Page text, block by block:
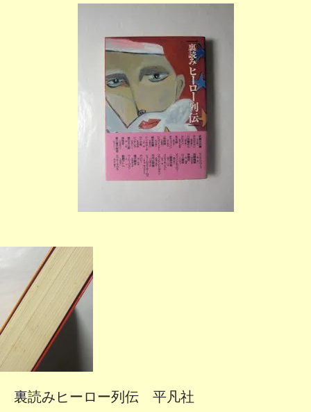
裏読みヒーロー列伝 平凡社